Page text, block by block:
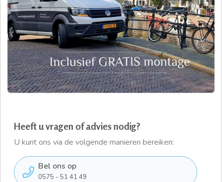
Heeft u vragen of advies nodig?
U kunt ons via de volgende manieren bereiken:
Bel ons op
0575 - 51 41 49